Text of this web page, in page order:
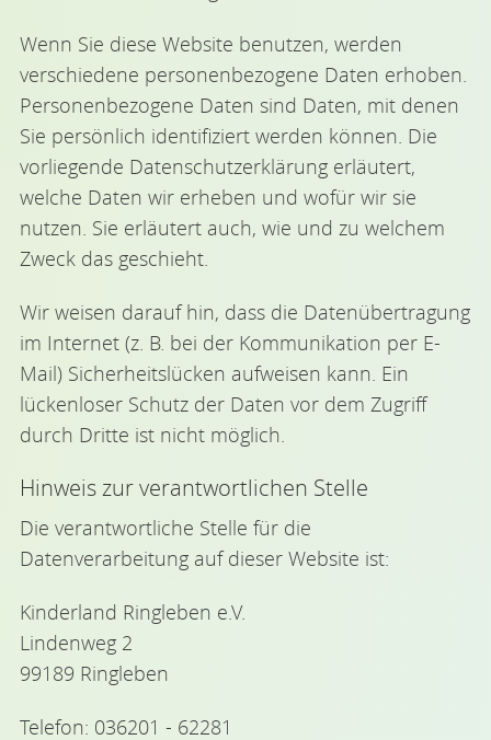
Wenn Sie diese Website benutzen, werden
verschiedene personenbezogene Daten erhoben.
Personenbezogene Daten sind Daten, mit denen
Sie persönlich identifiziert werden können. Die
vorliegende Datenschutzerklärung erläutert,
welche Daten wir erheben und wofür wir sie
nutzen. Sie erläutert auch, wie und zu welchem
Zweck das geschieht.
Wir weisen darauf hin, dass die Datenübertragung
im Internet (z. B. bei der Kommunikation per E-
Mail) Sicherheitslücken aufweisen kann. Ein
lückenloser Schutz der Daten vor dem Zugriff
durch Dritte ist nicht möglich.
Hinweis zur verantwortlichen Stelle
Die verantwortliche Stelle für die
Datenverarbeitung auf dieser Website ist:
Kinderland Ringleben e.V.
Lindenweg 2
99189 Ringleben
Telefon: 036201 - 62281